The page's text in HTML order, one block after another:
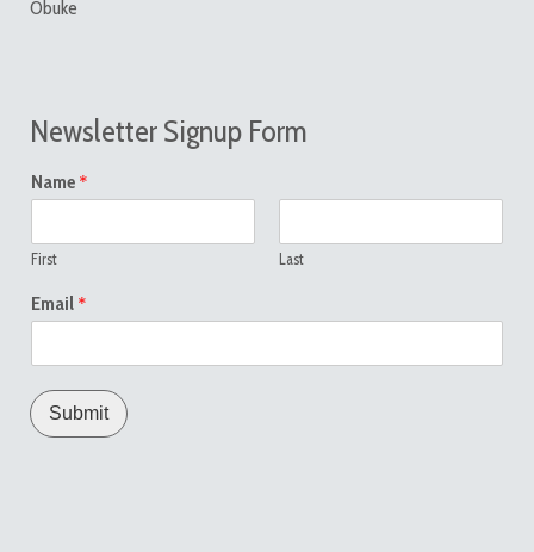
Obuke
Newsletter Signup Form
Name *
First Last
Email *
Submit